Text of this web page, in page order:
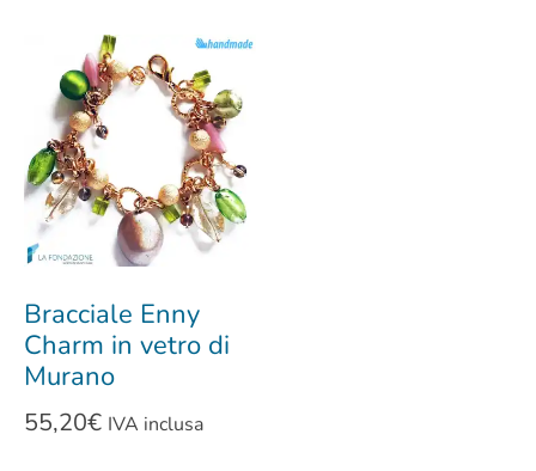
Bracciale Enny
Charm in vetro di
Murano
55,20€ IVA inclusa